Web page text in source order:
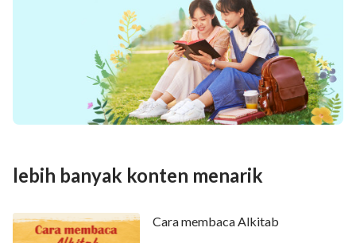
lebih banyak konten menarik
Cara membaca Alkitab